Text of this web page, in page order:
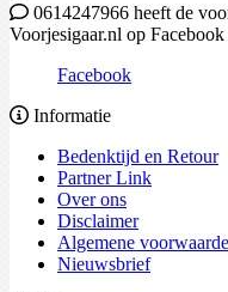
0614247966 heeft de
Voorjesigaar.nl op Facebook
Facebook
Informatie
Bedenktijd en Retour
Partner Link
Over ons
Disclaimer
Algemene
Nieuwsbrief